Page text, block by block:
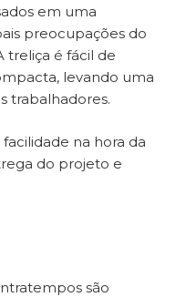
em uma
preocupações do
treliça é fácil de
levando uma
trabalhadores.
na hora da
do projeto e
são